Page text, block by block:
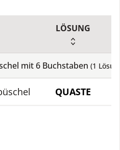
LÖSUNG
mit6 Buchstaben (1
QUASTE